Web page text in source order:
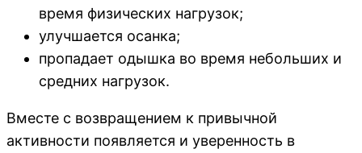
время физических нагрузок;
улучшается осанка;
пропадает одышка во время небольших и
средних нагрузок.
Вместе с возвращением к привычной
активности появляется и уверенность в